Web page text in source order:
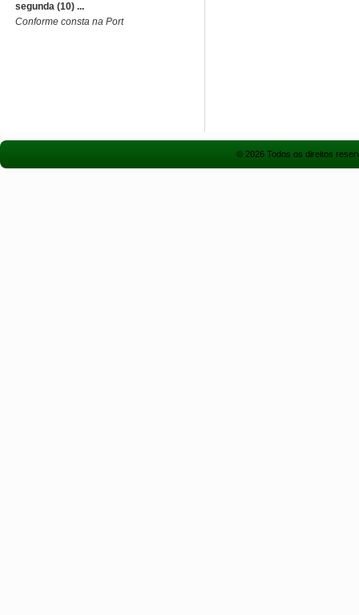
segunda (10) ...
Conforme consta na Port
© 2026 Todos os direitos